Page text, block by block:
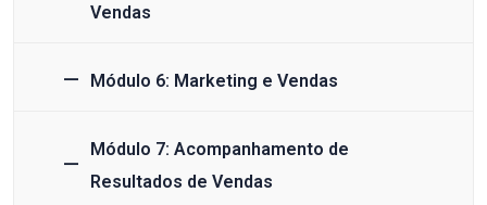
Vendas
Módulo 6: Marketing e Vendas
Módulo 7: Acompanhamento de
Resultados de Vendas